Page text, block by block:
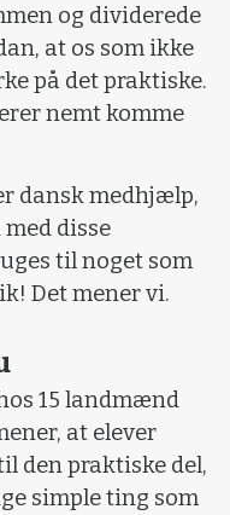
og dividerede
at os som ikke
på det praktiske.
nemt komme
dansk medhjælp,
disse
til noget som
Det mener vi.
15 landmænd
at elever
den praktiske del,
simple ting som